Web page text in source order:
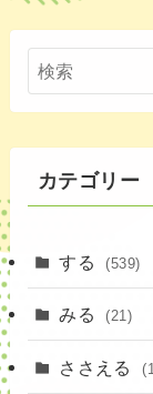
カテゴリー
する (539)
みる (21)
ささえる